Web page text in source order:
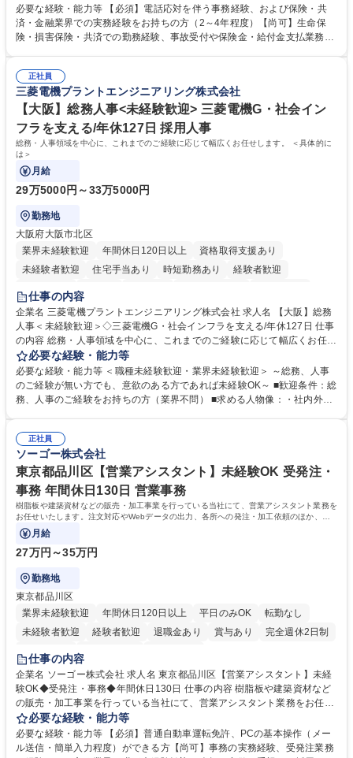
い合わせ電話対応や書類発送等を担当します。 ■共済金請求書類の受付、
内容確認、および共済金支払に関する審査・事務処理業務全般を担当 ■専
用システムへのデータ入力、各種必要書類の作成・発送作業 ■加入者様や
指定する業務 募集職種 横浜市【共済金支払事務】金融保険業界経験歓迎/
各種手当充実/転勤無
必要な経験・能力等 【必須】電話応対を伴う事務経験、および保険・共
済・金融業界での実務経験をお持ちの方（2～4年程度）【尚可】生命保
険・損害保険・共済での勤務経験、事故受付や保険金・給付金支払業務経
務へのキャリアチェンジ希望者も大歓迎です！ 学歴・資格 学歴：大学院
大学 高専 短大 専修学校 高校 語学力： 資格：
正社員
三菱電機プラントエンジニアリング株式会社
【大阪】総務人事<未経験歓迎> 三菱電機G・社会イン
フラを支える/年休127日 採用人事
総務・人事領域を中心に、これまでのご経験に応じて幅広くお任せします。 ＜具体的に
は＞
月給
29万5000円～33万5000円
勤務地
大阪府大阪市北区
業界未経験歓迎
年間休日120日以上
資格取得支援あり
未経験者歓迎
住宅手当あり 時短勤務あり
経験者歓迎
退職金あり
駅近5分以内
土日祝休み 服装自由 寮・社宅あり 食事補助あり
仕事の内容
企業名 三菱電機プラントエンジニアリング株式会社 求人名 【大阪】総務
人事＜未経験歓迎＞◇三菱電機G・社会インフラを支える/年休127日 仕事
の内容 総務・人事領域を中心に、これまでのご経験に応じて幅広くお任せ
します。 ＜具体的には＞ ・総務/人事労務（給与・社保・勤怠管理など）
・採用・教育研修 ・福利厚生運用 など ※基本的には事務所勤務ですが、
採用や教育等の業務内容により、関西圏以外への日帰り・宿泊を伴う国内
出張もございます。 ※担当業務を持ちつつ、お互いに助け合いながら、総
必要な経験・能力等
必要な経験・能力等 ＜職種未経験歓迎・業界未経験歓迎＞ ～総務、人事
のご経験が無い方でも、意欲のある方であれば未経験OK～ ■歓迎条件：総
務、人事のご経験をお持ちの方（業界不問） ■求める人物像：・社内外の
正社員
ソーゴー株式会社
東京都品川区【営業アシスタント】未経験OK 受発注・
事務 年間休日130日 営業事務
樹脂板や建築資材などの販売・加工事業を行っている当社にて、営業アシスタント業務を
お任せいたします。注文対応やWebデータの出力、各所への発注・加工依頼のほか、電
話・メール対応等の事務業務を担当します。
月給
27万円～35万円
勤務地
東京都品川区
業界未経験歓迎
年間休日120日以上 平日のみOK
転勤なし
未経験者歓迎
経験者歓迎 退職金あり 賞与あり
完全週休2日制
交通費支給
仕事の内容
企業名 ソーゴー株式会社 求人名 東京都品川区【営業アシスタント】未経
験OK◆受発注・事務◆年間休日130日 仕事の内容 樹脂板や建築資材など
の販売・加工事業を行っている当社にて、営業アシスタント業務をお任せ
いたします。注文対応やWebデータの出力、各所への発注・加工依頼のほ
か、電話・メール対応等の事務業務を担当します。 ■受注・発注業務：FA
Xによる注文対応、Web発注データのプリントアウト、各仕入先・協力会
必要な経験・能力等
必要な経験・能力等 【必須】普通自動車運転免許、PCの基本操作（メー
ル送信・簡単入力程度）ができる方【尚可】事務の実務経験、受発注業務